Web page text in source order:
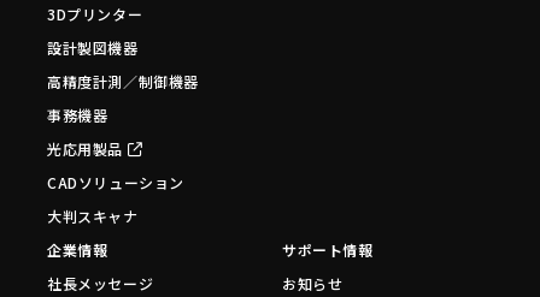
3Dプリンター
設計製図機器
高精度計測／制御機器
事務機器
光応用製品
CADソリューション
大判スキャナ
企業情報
社長メッセージ
サポート情報
お知らせ